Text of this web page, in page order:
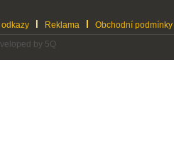
odkazy Reklama
Obchodní podmínky
by 5Q